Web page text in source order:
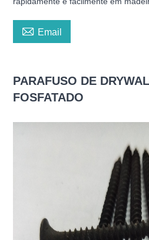
 Email
PARAFUSO DE
FOSFATADO